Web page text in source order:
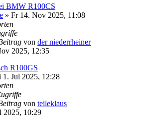
BMW R100CS
» Fr 14. Nov 2025, 11:08
von der niederrheiner
2025, 12:35
R100GS
1. Jul 2025, 12:28
von teileklaus
2025, 10:29